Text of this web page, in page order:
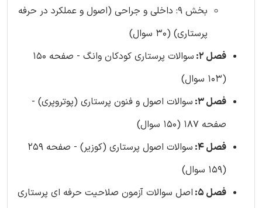
بخش 9: داخلی و جراحی (اصول و عملکرد در حرفه
پرستاری) (30 سوال)
فصل 2:
سوالات پرستاری کودکان وانگ - صفحه 150
(103 سوال)
فصل 3:
سوالات اصول و فنون پرستاری (پوتروپری) -
صفحه 187 (150 سوال)
فصل 4:
سوالات اصول پرستاری (کوزیر) - صفحه 259
(159 سوال)
فصل 5:
اصل سوالات آزمون صلاحیت حرفه ای پرستاری